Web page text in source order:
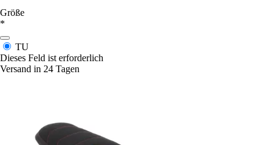
Größe
*
TU
Dieses Feld ist erforderlich
Versand in 24 Tagen